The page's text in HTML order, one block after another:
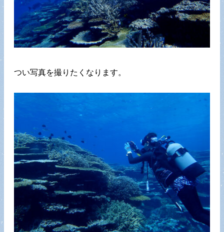
つい写真を撮りたくなります。